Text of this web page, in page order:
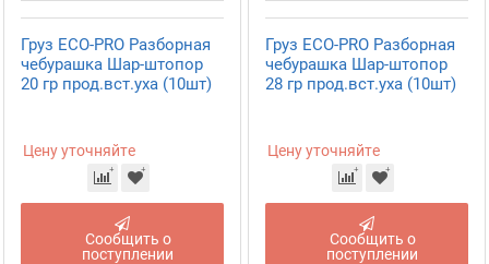
Груз ECO-PRO Разборная
чебурашка Шар-штопор
20 гр прод.вст.уха (10шт)
Цену уточняйте
Сообщить о
поступлении
Груз ECO-PRO Разборная
чебурашка Шар-штопор
28 гр прод.вст.уха (10шт)
Цену уточняйте
Сообщить о
поступлении